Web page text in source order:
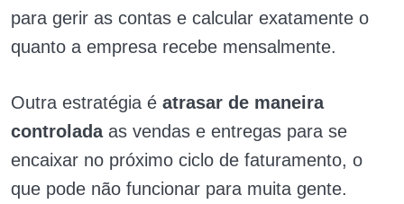
para gerir as contas e calcular exatamente o
quanto a empresa recebe mensalmente.
Outra estratégia é atrasar de maneira
controlada as vendas e entregas para se
encaixar no próximo ciclo de faturamento, o
que pode não funcionar para muita gente.